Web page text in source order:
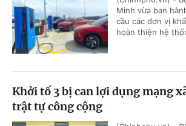
Minh vừa ban
cầu các đơn vị
hoàn thiện hệ
Khởi tố 3 bị can lợi dụng mạng
trật tự công cộng